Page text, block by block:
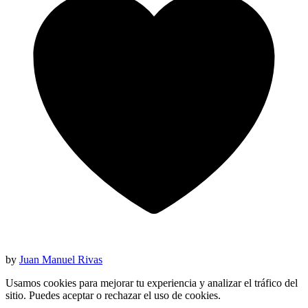
by Juan Manuel Rivas
Usamos cookies para mejorar tu experiencia y analizar el tráfico del
sitio. Puedes aceptar o rechazar el uso de cookies.